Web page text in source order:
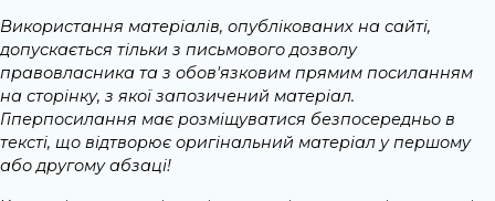
Використання матеріалів, опублікованих на сайті,
допускається тільки з письмового дозволу
правовласника та з обов'язковим прямим посиланням
на сторінку, з якої запозичений матеріал.
Гіперпосилання має розміщуватися безпосередньо в
тексті, що відтворює оригінальний матеріал у першому
або другому абзаці!